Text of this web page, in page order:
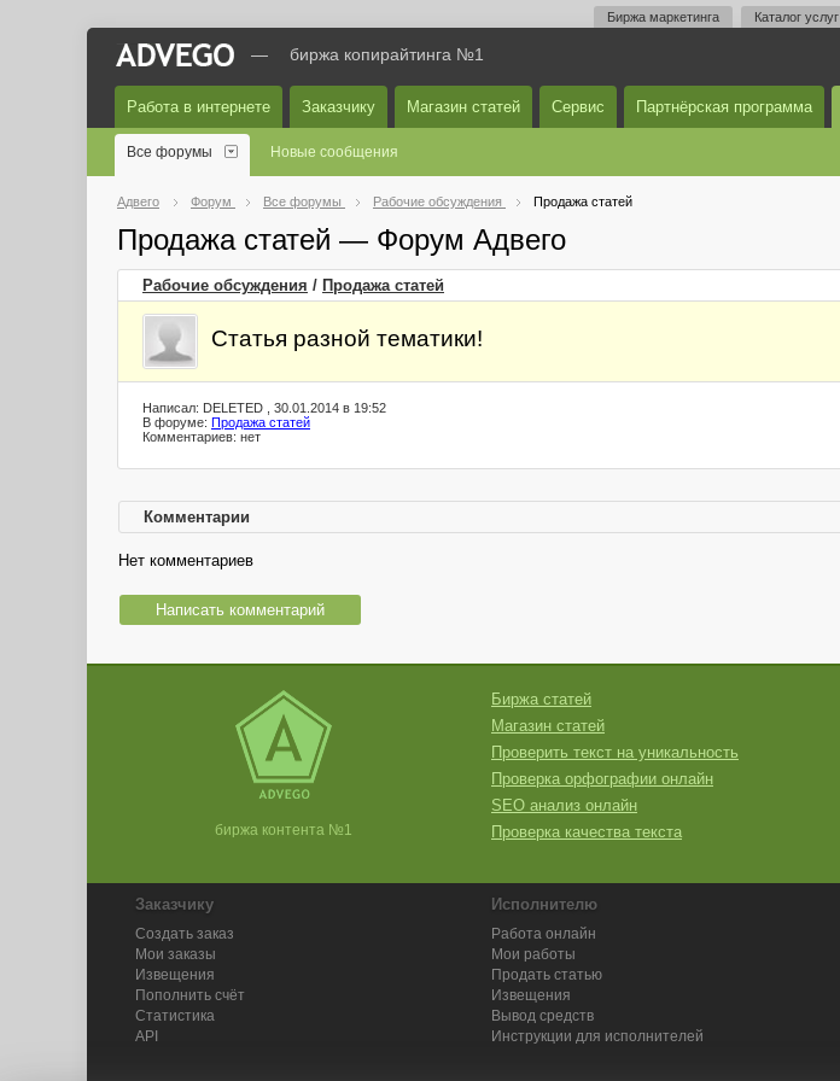
Биржа маркетинга Каталог услуг
— биржа копирайтинга №1
Работа в интернете Заказчику Магазин статей Сервис Партнёрская программа
Все форумы Новые сообщения
Адвего Форум Все форумы Рабочие обсуждения Продажа статей
Продажа статей — Форум Адвего
Рабочие обсуждения / Продажа статей
Статья разной тематики!
Написал: DELETED , 30.01.2014 в 19:52
В форуме: Продажа статей
Комментариев: нет
Комментарии
Нет комментариев
Написать комментарий
биржа контента №1
Биржа статей
Магазин статей
Проверить текст на уникальность
Проверка орфографии онлайн
SEO анализ онлайн
Проверка качества текста
Заказчику
Создать заказ
Мои заказы
Извещения
Пополнить счёт
Статистика
API
Исполнителю
Работа онлайн
Мои работы
Продать статью
Извещения
Вывод средств
Инструкции для исполнителей